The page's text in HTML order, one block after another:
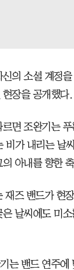
의 소셜 계정
장을 공개했다.
면 조완기는
비가 내리는 날
아내를 향한
재즈 밴드가 현
날씨에도 미
는 밴드 연주